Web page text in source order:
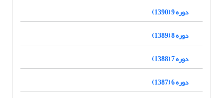
دوره 9 (1390)
دوره 8 (1389)
دوره 7 (1388)
دوره 6 (1387)